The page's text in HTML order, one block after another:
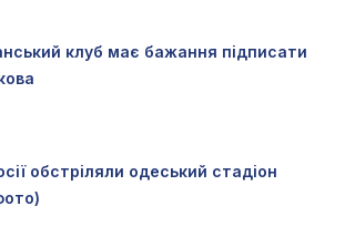
клуб має бажання підписати
обстріляли одеський стадіон